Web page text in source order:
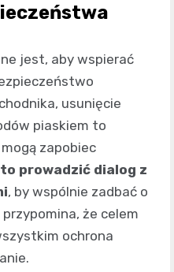
jest, aby wspierać
usunięcie
piaskiem to
zapobiec
prowadzić dialog z
, by wspólnie zadbać o
że celem
ochrona